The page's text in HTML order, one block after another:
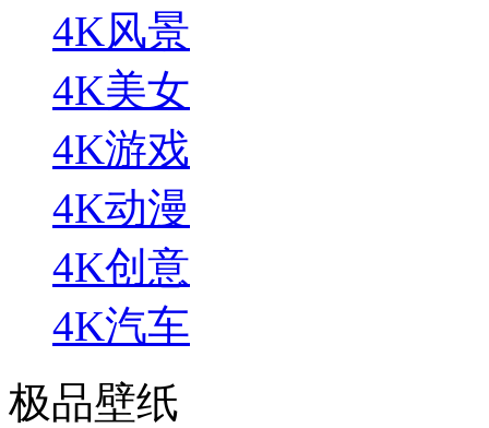
4K风景
4K美女
4K游戏
4K动漫
4K创意
4K汽车
极品壁纸